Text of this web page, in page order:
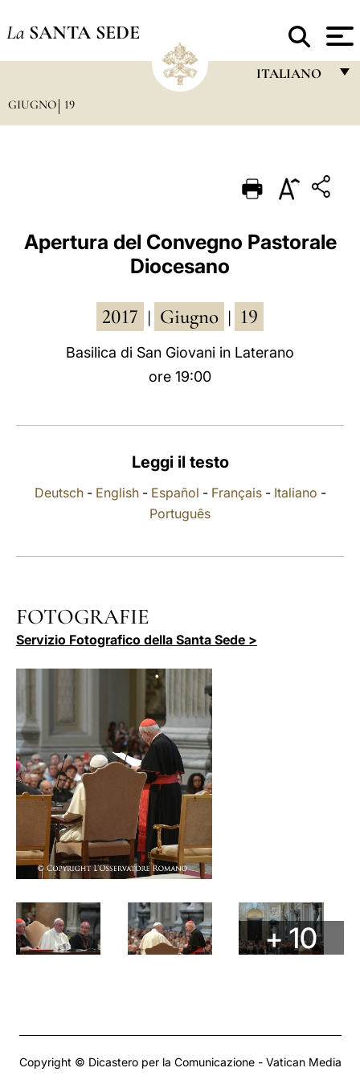
La SANTA SEDE
ITALIANO
PORTUGUÊS
ESPAÑOL
العربيّة
中文
GIUGNO 19
Apertura del Convegno Pastorale
Diocesano
2017 Giugno 19
Basilica di San Giovani in Laterano
ore 19:00
Leggi il testo
Deutsch- English- Español - Français- Italiano -
Português
FOTOGRAFIE
Servizio Fotografico della Santa Sede >
+ 10
Copyright © Dicastero per la Comunicazione - Vatican Media